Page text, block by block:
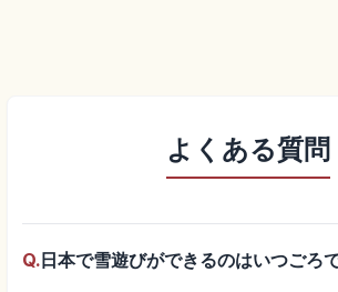
よくある質問
Q.日本で雪遊びができるのはいつごろ